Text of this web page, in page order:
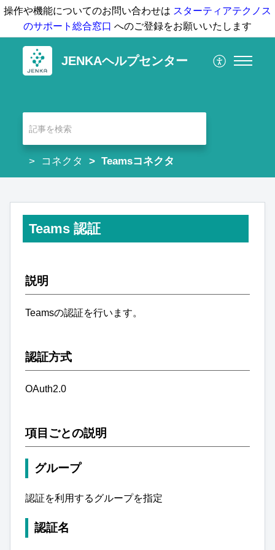
操作や機能についてのお問い合わせは スターティアテクノス
のサポート総合窓口 へのご登録をお願いいたします
JENKAヘルプセンター
コネクタ Teamsコネクタ
Teams 認証
説明
Teamsの認証を行います。
認証方式
OAuth2.0
項目ごとの説明
グループ
認証を利用するグループを指定
認証名